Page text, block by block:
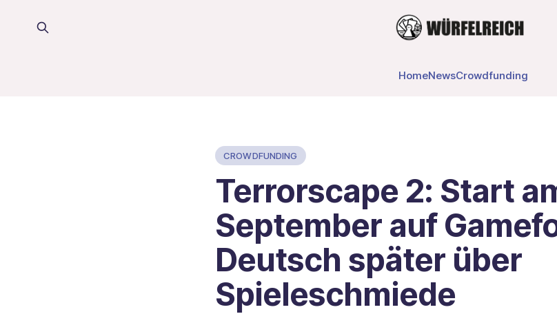
HomeNewsCrowdfunding
CROWDFUNDING
Terrorscape 2: Start
September auf
Deutsch später über
Spieleschmiede